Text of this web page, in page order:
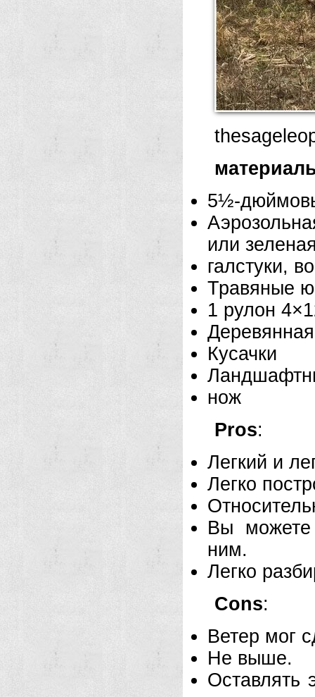
5½-
или
галстуки,
Травяные
1 рулон
Кусачки
нож
Pros:
Легкий и
Легко
Вы можете
ним.
Легко
Cons:
Ветер мог
Не выше.
Оставлять